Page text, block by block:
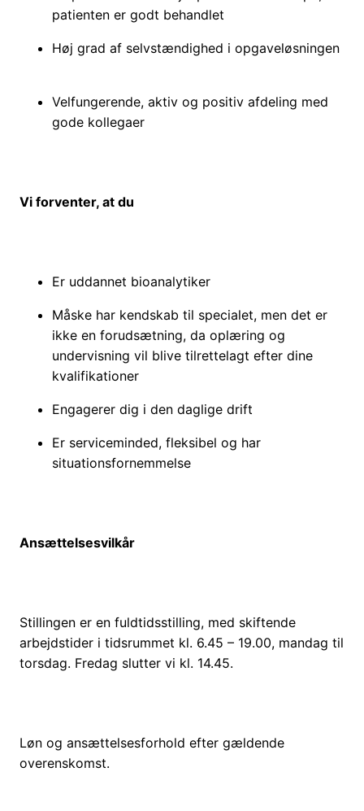
patienten er godt behandlet
Høj grad af selvstændighed i opgaveløsningen
Velfungerende, aktiv og positiv afdeling med
gode kollegaer
Vi forventer, at du
Er uddannet bioanalytiker
Måske har kendskab til specialet, men det er
ikke en forudsætning, da oplæring og
undervisning vil blive tilrettelagt efter dine
kvalifikationer
Engagerer dig i den daglige drift
Er serviceminded, fleksibel og har
situationsfornemmelse​
Ansættelsesvilkår
Stillingen er en fuldtidsstilling, med skiftende
arbejdstider i tidsrummet kl. 6.45 – 19.00, mandag til
torsdag. Fredag slutter vi kl. 14.45.
Løn og ansættelsesforhold efter gældende
overenskomst. ​